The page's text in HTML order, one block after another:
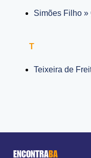
Simões Filho »
T
Teixeira de
ENCONTRABA